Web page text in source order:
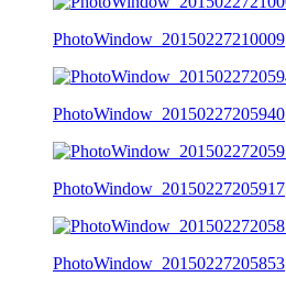
PhotoWindow_20150227210009
PhotoWindow_20150227205940
PhotoWindow_20150227205917
PhotoWindow_20150227205853